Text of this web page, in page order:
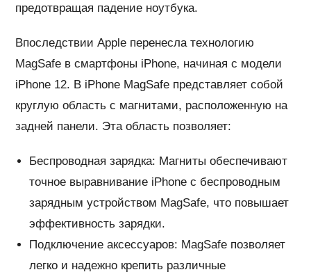
предотвращая падение ноутбука.
Впоследствии Apple перенесла технологию
MagSafe в смартфоны iPhone, начиная с модели
iPhone 12. В iPhone MagSafe представляет собой
круглую область с магнитами, расположенную на
задней панели. Эта область позволяет:
Беспроводная зарядка: Магниты обеспечивают
точное выравнивание iPhone с беспроводным
зарядным устройством MagSafe, что повышает
эффективность зарядки.
Подключение аксессуаров: MagSafe позволяет
легко и надежно крепить различные